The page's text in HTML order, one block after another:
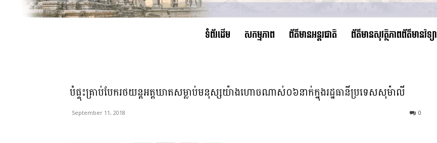
ទំព័រដើម សកម្មភាព ព័ត៌មានអន្តរជាតិ ព័ត៌មានសុវត្ថិភាពព័ត៌មានវិទ្យា
បំផ្ទុះគ្រាប់បែករថយន្តអត្តឃាតសម្លាប់មនុស្សយ៉ាងហោចណាស់០៦នាក់ក្នុងរដ្ឋធានីប្រទេសសុម៉ាលី
September 11, 2018 0